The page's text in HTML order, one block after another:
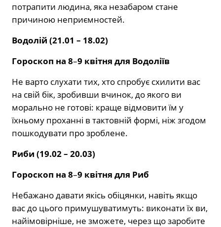
потрапити людина, яка незабаром стане
причиною неприємностей.
Водолій (21.01 – 18.02)
Гороскоп на 8–9 квітня для Водоліїв
Не варто слухати тих, хто спробує схилити вас
на свій бік, зробивши вчинок, до якого ви
морально не готові: краще відмовити їм у
їхньому проханні в тактовній формі, ніж згодом
пошкодувати про зроблене.
Риби (19.02 – 20.03)
Гороскоп на 8–9 квітня для Риб
Небажано давати якісь обіцянки, навіть якщо
вас до цього примушуватимуть: виконати їх ви,
найімовірніше, не зможете, через що заробите